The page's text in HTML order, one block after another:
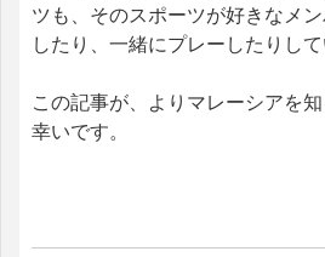
ツも、そのスポーツが好きなメ
したり、一緒にプレーしたりして
この記事が、よりマレーシアを
幸いです。